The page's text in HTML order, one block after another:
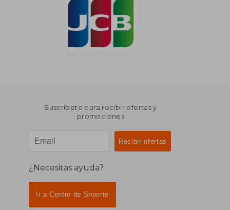
Suscríbete para recibir ofertas y
promociones
¿Necesitas ayuda?
Ir a Centro de Soporte